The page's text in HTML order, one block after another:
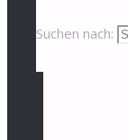
Suchen nach: